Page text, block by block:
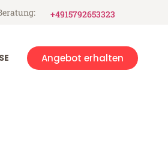
+4915792653323
Angebot erhalten